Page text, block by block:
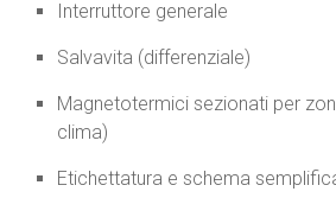
Interruttore generale
Salvavita (differenziale)
Magnetotermici sezionati per
clima)
Etichettatura e schema